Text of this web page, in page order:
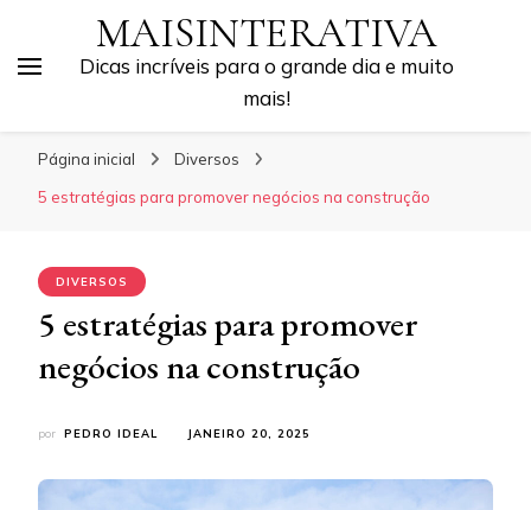
MAISINTERATIVA
Dicas incríveis para o grande dia e muito
mais!
Página inicial
Diversos
5 estratégias para promover negócios na construção
DIVERSOS
5 estratégias para promover
negócios na construção
por PEDRO IDEAL JANEIRO 20, 2025